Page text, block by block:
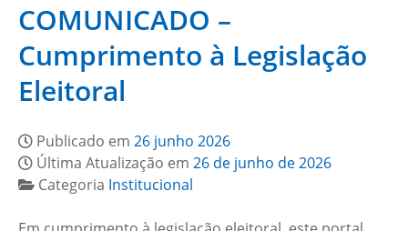
COMUNICADO –
Cumprimento à Legislação
Eleitoral
Publicado em 26 junho 2026
Última Atualização em 26 de junho de 2026
Categoria Institucional